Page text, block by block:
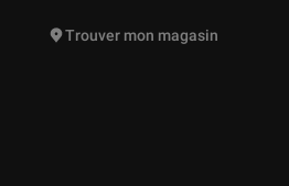
vont vous être proposées
Trouver mon magasin